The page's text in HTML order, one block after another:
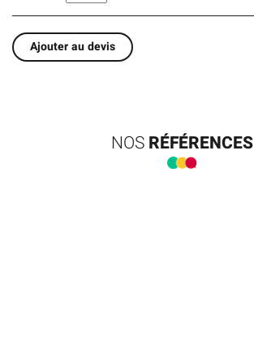
Ajouter au devis
NOSRÉFÉRENCES